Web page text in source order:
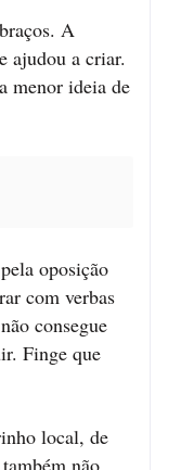
A
ajudou a criar.
menor ideia de
oposição
com verbas
consegue
Finge que
local, de
não